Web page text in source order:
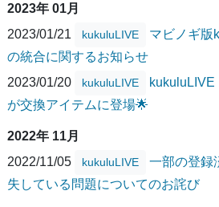
2023年 01月
2023/01/21
kukuluLIVE
マビノギ版
の統合に関するお知らせ
2023/01/20
kukuluLIVE
kukuluLIVE
が交換アイテムに登場🌟
2022年 11月
2022/11/05
kukuluLIVE
一部の登録
失している問題についてのお詫び